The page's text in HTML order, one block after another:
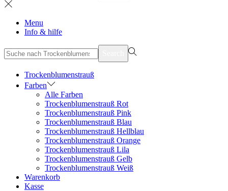
Menu
Info & hilfe
suchen
nach>
Trockenblumenstrauß
Farben
Alle Farben
Trockenblumenstrauß Rot
Trockenblumenstrauß Pink
Trockenblumenstrauß Blau
Trockenblumenstrauß Hellblau
Trockenblumenstrauß Orange
Trockenblumenstrauß Lila
Trockenblumenstrauß Gelb
Trockenblumenstrauß Weiß
Warenkorb
Kasse